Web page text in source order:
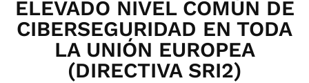
ELEVADO NIVEL COMÚN DE
CIBERSEGURIDAD EN TODA
LA UNIÓN EUROPEA
(DIRECTIVA SRI2)